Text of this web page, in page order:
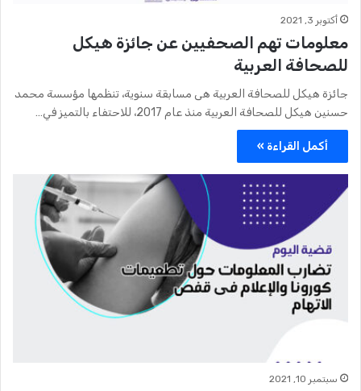
أكتوبر 3, 2021
معلومات تهم الصحفيين عن جائزة هيكل
للصحافة العربية
جائزة هيكل للصحافة العربية هى مسابقة سنوية، تنظمها مؤسسة محمد
حسنين هيكل للصحافة العربية منذ عام 2017، للاحتفاء بالتميز في…
أكمل القراءة »
سبتمبر 10, 2021